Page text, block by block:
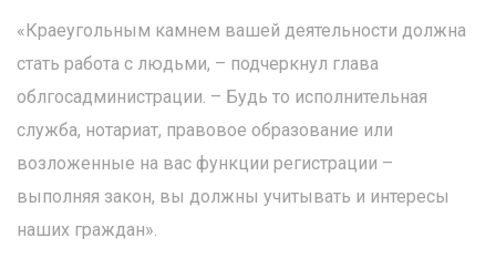
«Краеугольным камнем вашей деятельности должна
стать работа с людьми, – подчеркнул глава
облгосадминистрации. – Будь то исполнительная
служба, нотариат, правовое образование или
возложенные на вас функции регистрации –
выполняя закон, вы должны учитывать и интересы
наших граждан».